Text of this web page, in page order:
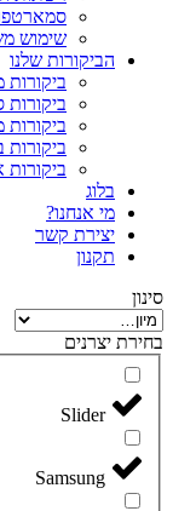
שימוש
הביקורות שלנו
ביקורות
ביקורות
ביקורות
בלוג
מי אנחנו?
יצירת קשר
תקנון
סינון
בחירת יצרנים
Slider
Samsung